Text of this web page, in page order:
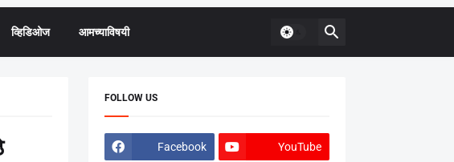
व्हिडिओज आमच्याविषयी
FOLLOW US
Facebook YouTube